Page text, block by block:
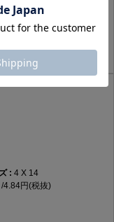
4 X 14
4 X 14
4.84円(税抜)